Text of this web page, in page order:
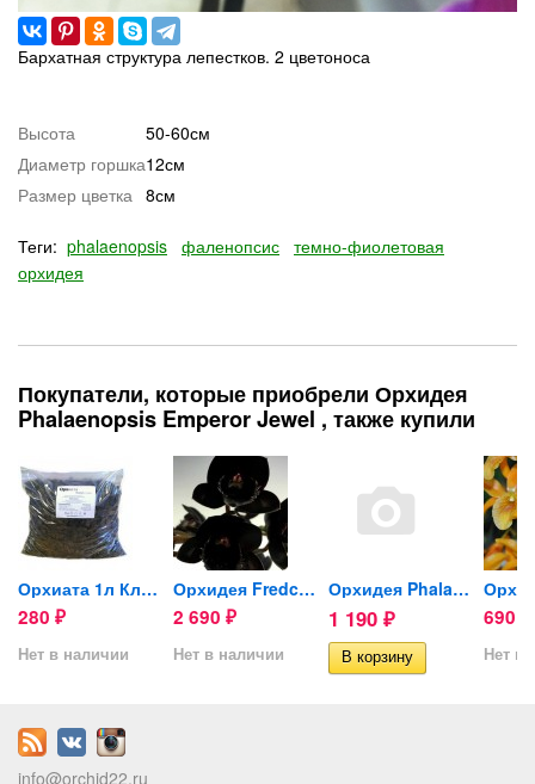
Бархатная структура лепестков. 2 цветоноса
Высота
50-60см
Диаметр горшка12см
Размер цветка 8см
Теги: phalaenopsis фаленопсис темно-фиолетовая
орхидея
Покупатели, которые приобрели Орхидея
Phalaenopsis Emperor Jewel , также купили
Орхиата 1л Классик (кора...
280 ₽
Нет в наличии
Орхидея Fredclarkeara After...
2 690 ₽
Нет в наличии
Орхидея Phalaenopsis (отцвел)
1 190 ₽ 690
Нет в
info@orchid22.ru